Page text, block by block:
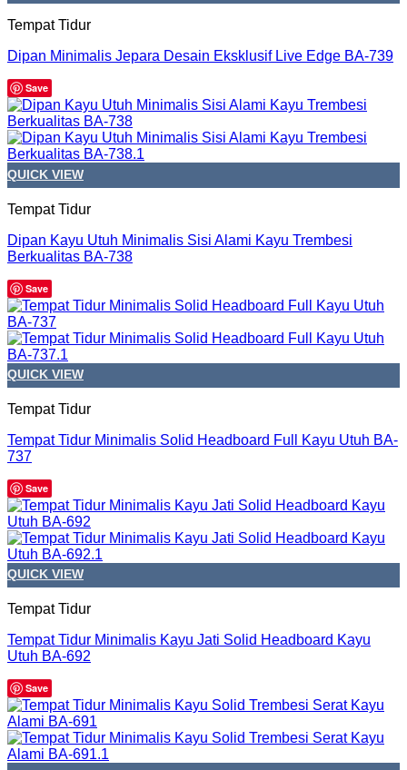
Tempat Tidur
Dipan Minimalis Jepara Desain Eksklusif Live Edge BA-739
Save
QUICK VIEW
Tempat Tidur
Dipan Kayu Utuh Minimalis Sisi Alami Kayu Trembesi
Berkualitas BA-738
Save
QUICK VIEW
Tempat Tidur
Tempat Tidur Minimalis Solid Headboard Full Kayu Utuh BA-
737
Save
QUICK VIEW
Tempat Tidur
Tempat Tidur Minimalis Kayu Jati Solid Headboard Kayu
Utuh BA-692
Save